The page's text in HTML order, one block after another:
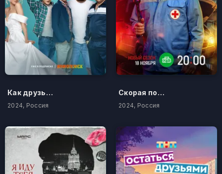
Как друзья Захара женили
2024, Россия
Скорая помощь 7
2024, Россия